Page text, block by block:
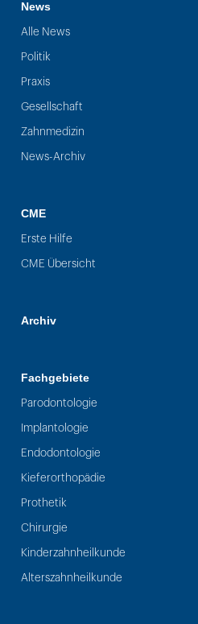
News
Alle News
Politik
Praxis
Gesellschaft
Zahnmedizin
News-Archiv
CME
Erste Hilfe
CME Übersicht
Archiv
Fachgebiete
Parodontologie
Implantologie
Endodontologie
Kieferorthopädie
Prothetik
Chirurgie
Kinderzahnheilkunde
Alterszahnheilkunde